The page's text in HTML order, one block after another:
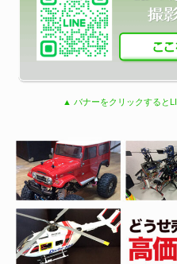
▲ バナーをクリックすると